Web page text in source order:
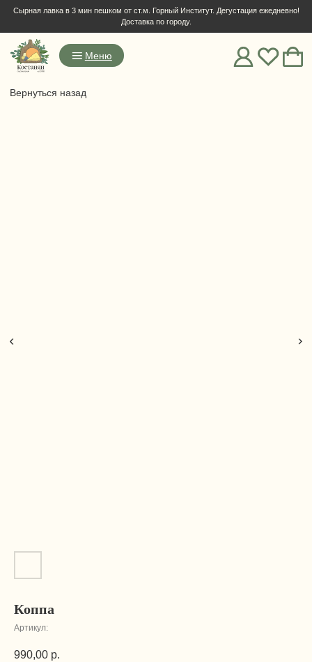
Сырная лавка в 3 мин пешком от ст.м. Горный Институт. Дегустация ежедневно!
Вернуться назад
Коппа
Артикул:
990,00 р.